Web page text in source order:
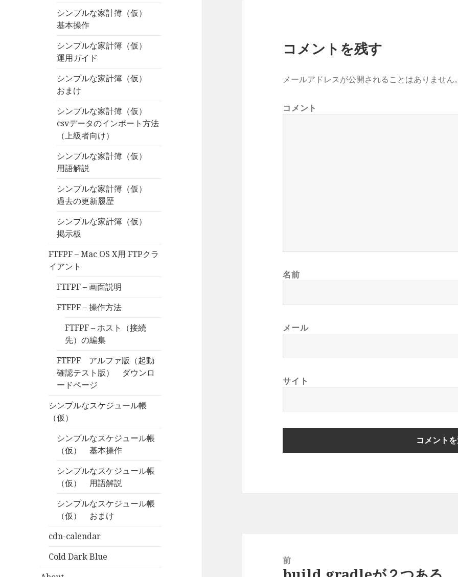
シンプルな家計簿（仮）
基本操作
シンプルな家計簿（仮）
運用ガイド
シンプルな家計簿（仮）
おまけ
シンプルな家計簿（仮）
csvデータのインポート方法
（上級者向け）
シンプルな家計簿（仮）
用語解説
シンプルな家計簿（仮）
過去の更新履歴
シンプルな家計簿（仮）
掲示板
FTFPF – Mac OS X用 FTPクラ
イアント
FTFPF – 画面説明
FTFPF – 操作方法
FTFPF – ホスト（接続
先）の編集
FTFPF アルファ版（起動
確認テスト版） ダウンロ
ードページ
シンプルなスケジュール帳
（仮）
シンプルなスケジュール帳
（仮） 基本操作
シンプルなスケジュール帳
（仮） 用語解説
シンプルなスケジュール帳
（仮） おまけ
cdn-calendar
Cold Dark Blue
コメントを残す
メールアドレスが公開されることはありません
コメント
名前
メール
サイト
前
前